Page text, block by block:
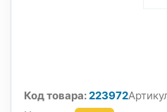
Код товара:223972